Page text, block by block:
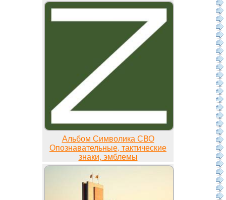
Альбом Символика СВО
Опознавательные, тактические
знаки, эмблемы